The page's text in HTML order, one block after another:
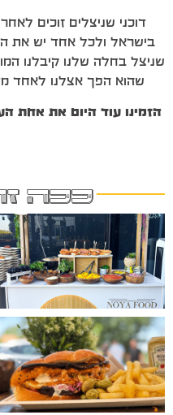
דוכני שניצלים זוכים
בישראל ולכל אחד יש את
שניצל בחלה שלנו קיבלנו
שהוא הפך אצלנו לאחד
הזמינו עוד היום את אחת
ככה